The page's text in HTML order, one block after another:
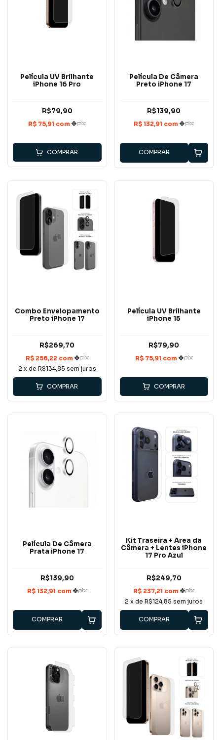
Película UV Brilhante
iPhone 16 Pro
R$79,90
COMPRAR
Película De Câmera
Preto iPhone 17
R$139,90
COMPRAR
Combo Envelopamento
Preto iPhone 17
R$269,70
2 x de R$134,85 sem juros
COMPRAR
Película UV Brilhante
iPhone 15
R$79,90
COMPRAR
Película De Câmera
Prata iPhone 17
R$139,90
COMPRAR
Kit Traseira + Área da
Câmera + Lentes iPhone
17 Pro Azul
R$249,70
2 x deR$124,85 sem juros
COMPRAR